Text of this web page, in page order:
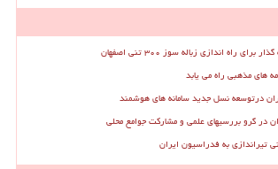
راه اندازی زباله سوز ۳۰۰ تنی اصفهان
های مذهبی راه می یابد
درتوسعه نسل جدید سامانه های هوشمند
در گرو بررسیهای علمی و مشارکت جوامع محلی
تیراندازی به فدراسیون ایران